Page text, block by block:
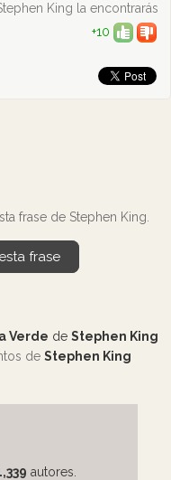
King la encontrarás
+10
frase de Stephen King.
frase
Verde de Stephen King
de Stephen King
autores.